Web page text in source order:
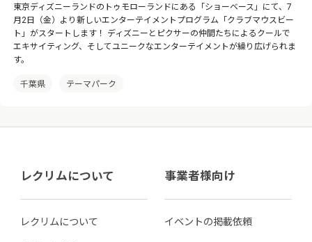
東京ディズニーランドのトゥモローランドにある「ショーベース」にて、7
月2日（金）より新しいエンターテイメントプログラム「クラブマウスビー
ト」がスタートします！ ディズニーとピクサーの仲間たちによるクールで
エキサイティング、そしてユニークなエンターテイメントが繰り広げられま
す。
千葉県 テーマパーク
レクリムについて
レクリムについて
事業者様向け
イベントの掲載依頼